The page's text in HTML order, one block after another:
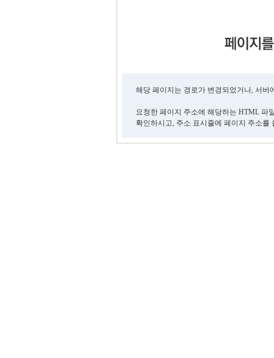
해당 페이지는 경로가 변경되었거나, 서
요청한 페이지 주소에 해당하는 HTML 파
확인하시고, 주소 표시줄에 페이지 주소